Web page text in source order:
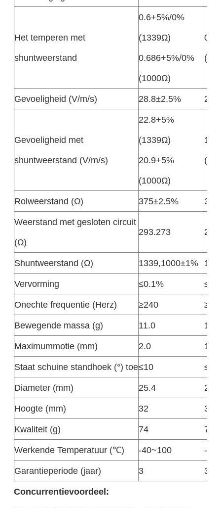
Het temperen met
shuntweerstand
0.6+5%/0%
(1339Ω)
0.686+5%/0%
(1000Ω)
Gevoeligheid (V/m/s) 28.8±2.5%
Gevoeligheid met
shuntweerstand (V/m/s)
22.8+5%
(1339Ω)
20.9+5%
(1000Ω)
Rolweerstand (Ω) 375±2.5%
Weerstand met gesloten circuit
(Ω)
293.273
Shuntweerstand (Ω) 1339,1000±1%
Vervorming
≤0.1%
Onechte frequentie (Herz)
≥240
Bewegende massa (g)
11.0
11.2
Maximummotie (mm)
2.0
1.5
Staat schuine standhoek (°) toe≤10
≤10
Diameter (mm)
25.4
25.4
Hoogte (mm)
32
33
Kwaliteit (g)
74
74
Werkende Temperatuur (℃)
-40~100
-
Garantieperiode (jaar)
3
3
Concurrentievoordeel: